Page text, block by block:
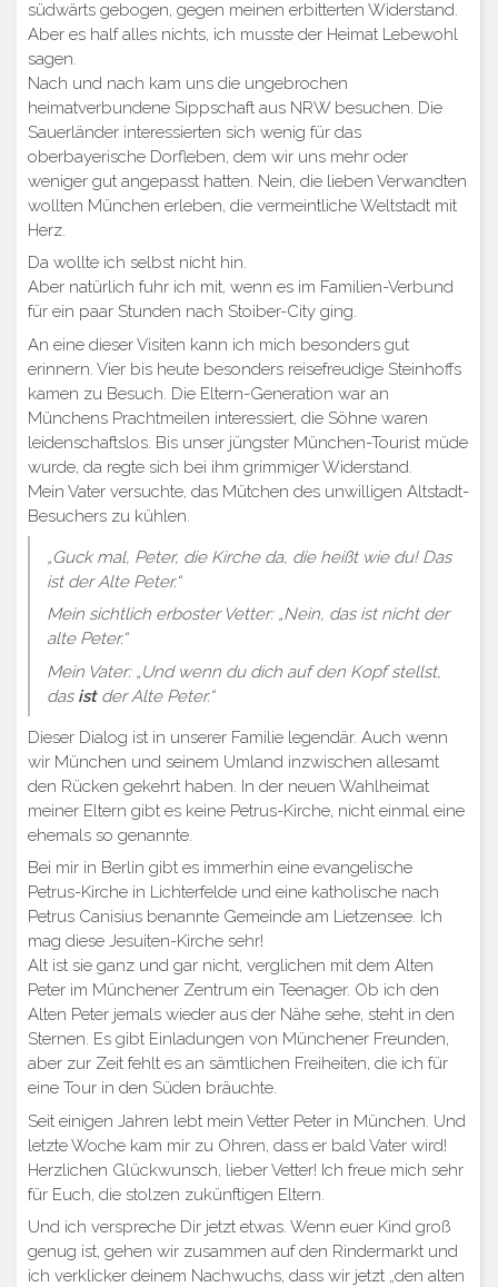
südwärts gebogen, gegen meinen erbitterten Widerstand.
Aber es half alles nichts, ich musste der Heimat Lebewohl
sagen.
Nach und nach kam uns die ungebrochen
heimatverbundene Sippschaft aus NRW besuchen. Die
Sauerländer interessierten sich wenig für das
oberbayerische Dorfleben, dem wir uns mehr oder
weniger gut angepasst hatten. Nein, die lieben Verwandten
wollten München erleben, die vermeintliche Weltstadt mit
Herz.
Da wollte ich selbst nicht hin.
Aber natürlich fuhr ich mit, wenn es im Familien-Verbund
für ein paar Stunden nach Stoiber-City ging.
An eine dieser Visiten kann ich mich besonders gut
erinnern. Vier bis heute besonders reisefreudige Steinhoffs
kamen zu Besuch. Die Eltern-Generation war an
Münchens Prachtmeilen interessiert, die Söhne waren
leidenschaftslos. Bis unser jüngster München-Tourist müde
wurde, da regte sich bei ihm grimmiger Widerstand.
Mein Vater versuchte, das Mütchen des unwilligen Altstadt-
Besuchers zu kühlen.
„Guck mal, Peter, die Kirche da, die heißt wie du! Das
ist der Alte Peter.“
Mein sichtlich erboster Vetter: „Nein, das ist nicht der
alte Peter.“
Mein Vater: „Und wenn du dich auf den Kopf stellst,
das istder Alte Peter.“
Dieser Dialog ist in unserer Familie legendär. Auch wenn
wir München und seinem Umland inzwischen allesamt
den Rücken gekehrt haben. In der neuen Wahlheimat
meiner Eltern gibt es keine Petrus-Kirche, nicht einmal eine
ehemals so genannte.
Bei mir in Berlin gibt es immerhin eine evangelische
Petrus-Kirche in Lichterfelde und eine katholische nach
Petrus Canisius benannte Gemeinde am Lietzensee. Ich
mag diese Jesuiten-Kirche sehr!
Alt ist sie ganz und gar nicht, verglichen mit dem Alten
Peter im Münchener Zentrum ein Teenager. Ob ich den
Alten Peter jemals wieder aus der Nähe sehe, steht in den
Sternen. Es gibt Einladungen von Münchener Freunden,
aber zur Zeit fehlt es an sämtlichen Freiheiten, die ich für
eine Tour in den Süden bräuchte.
Seit einigen Jahren lebt mein Vetter Peter in München. Und
letzte Woche kam mir zu Ohren, dass er bald Vater wird!
Herzlichen Glückwunsch, lieber Vetter! Ich freue mich sehr
für Euch, die stolzen zukünftigen Eltern.
Und ich verspreche Dir jetzt etwas. Wenn euer Kind groß
genug ist, gehen wir zusammen auf den Rindermarkt und
ich verklicker deinem Nachwuchs, dass wir jetzt „den alten